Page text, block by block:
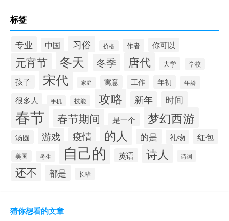
标签
专业 中国 习俗 价格 作者 你可以
元宵节 冬天 冬季 唐代 大学 学校
孩子 宋代 家庭 寓意 工作 年初 年龄
很多人 手机 技能 攻略 新年 时间
春节 春节期间 是一个 梦幻西游
汤圆 游戏 疫情 的人 的是 礼物 红包
美国 考生 自己的 英语 诗人 诗词
还不 都是 长辈
猜你想看的文章